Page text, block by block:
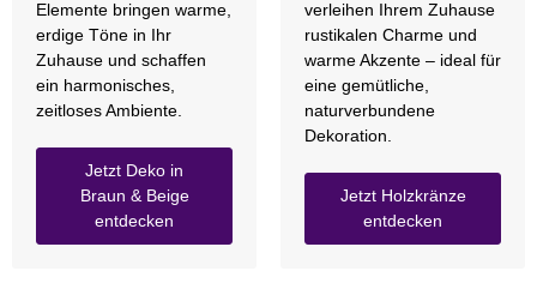
Elemente bringen warme,
erdige Töne in Ihr
Zuhause und schaffen
ein harmonisches,
zeitloses Ambiente.
Jetzt Deko in
Braun & Beige
entdecken
verleihen Ihrem Zuhause
rustikalen Charme und
warme Akzente – ideal für
eine gemütliche,
naturverbundene
Dekoration.
Jetzt Holzkränze
entdecken